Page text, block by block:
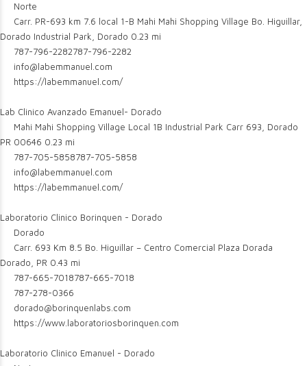
Norte
Carr. PR-693 km 7.6 local 1-B Mahi Mahi Shopping Village Bo. Higuillar,
Dorado Industrial Park, Dorado 0.23 mi
787-796-2282787-796-2282
info@labemmanuel.com
https://labemmanuel.com/
Lab Clinico Avanzado Emanuel- Dorado
Mahi Mahi Shopping Village Local 1B Industrial Park Carr 693, Dorado
PR 00646 0.23 mi
787-705-5858787-705-5858
info@labemmanuel.com
https://labemmanuel.com/
Laboratorio Clinico Borinquen - Dorado
Dorado
Carr. 693 Km 8.5 Bo. Higuillar – Centro Comercial Plaza Dorada
Dorado, PR 0.43 mi
787-665-7018787-665-7018
787-278-0366
dorado@borinquenlabs.com
https://www.laboratoriosborinquen.com
Laboratorio Clinico Emanuel - Dorado